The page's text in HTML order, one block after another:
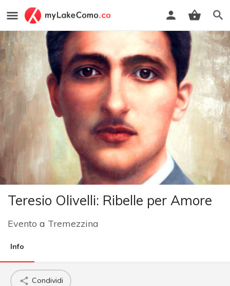
Teresio Olivelli: Ribelle per Amore
Evento a Tremezzina
Info
Condividi